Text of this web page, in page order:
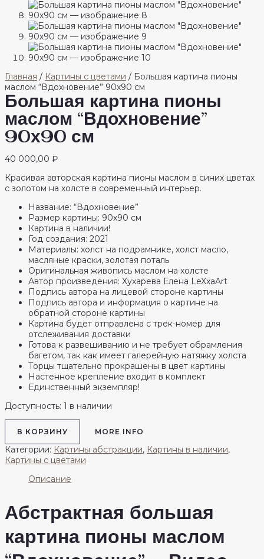
Главная / Картины с цветами / Большая картина пионы
маслом “Вдохновение” 90х90 см
Большая картина пионы
маслом “Вдохновение”
90х90 см
40 000,00 ₽
Красивая авторская картина пионы маслом в синих цветах
с золотом на холсте в современный интерьер.
Название: “Вдохновение”
Размер картины: 90х90 см
Картина в наличии!
Год создания: 2021
Материалы: холст на подрамнике, холст масло,
масляные краски, золотая поталь
Оригинальная живопись маслом на холсте
Автор произведения: Хухарева Елена LeXxaArt
Подпись автора на лицевой стороне картины
Подпись автора и информация о картине на
обратной стороне картины
Картина будет отправлена с трек-номер для
отслеживания доставки
Готова к развешиванию и не требует обрамления
багетом, так как имеет галерейную натяжку холста
Торцы тщательно прокрашены в цвет картины
Настенное крепление входит в комплект
Единственный экземпляр!
Доступность: 1 в наличии
товара
Большая
картина
пионы
маслом
см
В КОРЗИНУ MORE INFO
Категории: Картины абстракции, Картины в наличии,
Картины с цветами
Описание
Абстрактная большая
картина пионы маслом